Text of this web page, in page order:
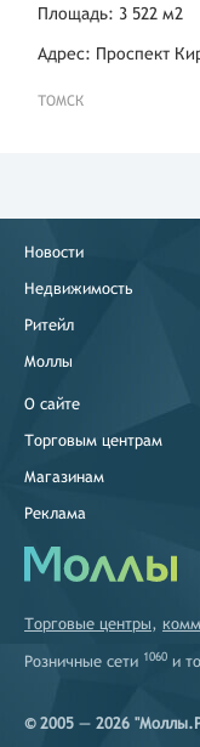
Площадь: 3 522 м2
Адрес: Проспект
ТОМСК
Новости
Недвижимость
Ритейл
Моллы
О сайте
Торговым центрам
Магазинам
Реклама
Торговые центры,
Розничные сети 1060 и
© 2005 — 2026